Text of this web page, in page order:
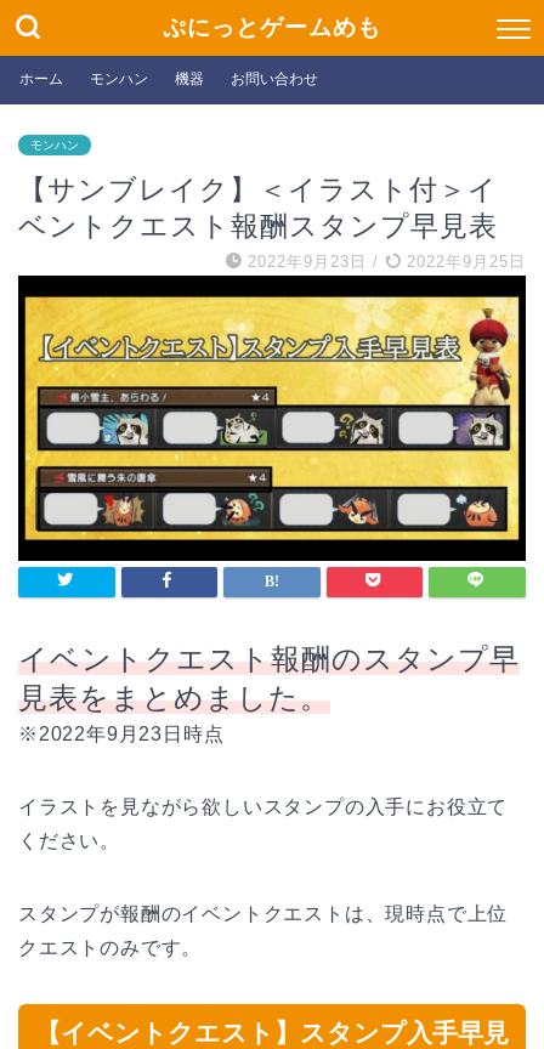
ぷにっとゲームめも
ホーム モンハン 機器 お問い合わせ
モンハン
【サンブレイク】＜イラスト付＞イ
ベントクエスト報酬スタンプ早見表
2022年9月23日 / 2022年9月25日
イベントクエスト報酬のスタンプ早
見表をまとめました。
※2022年9月23日時点
イラストを見ながら欲しいスタンプの入手にお役立て
ください。
スタンプが報酬のイベントクエストは、現時点で上位
クエストのみです。
【イベントクエスト】スタンプ入手早見